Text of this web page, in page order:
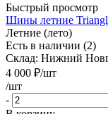
Быстрый просмотр
Шины летние
Летние (лето)
Есть в наличии (2)
Склад: Нижний
4 000 ₽/шт
/шт
-